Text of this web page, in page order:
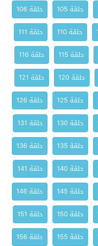
حلقة 105
حلقة 106
حلقة 110
حلقة 111
حلقة 115
حلقة 116
حلقة 120
حلقة 121
حلقة 125
حلقة 126
حلقة 130
حلقة 131
حلقة 135
حلقة 136
حلقة 140
حلقة 141
حلقة 145
حلقة 146
حلقة 150
حلقة 151
حلقة 155 حلقة 156